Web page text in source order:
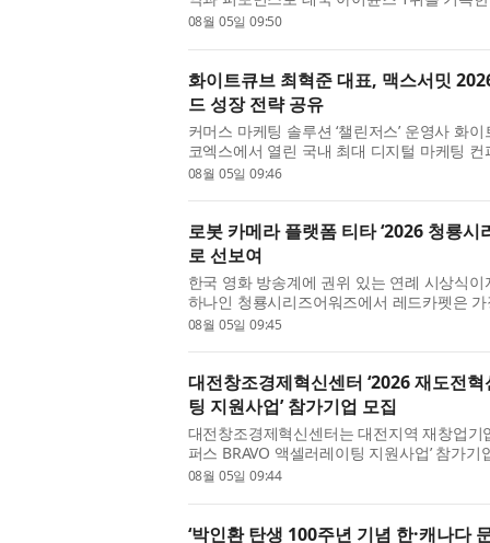
새 싱글 앨범 ‘SWEAT’이 가진 뜨거운 여름의
08월 05일 09:50
화이트큐브 최혁준 대표, 맥스서밋
드 성장 전략 공유
커머스 마케팅 솔루션 ‘챌린저스’ 운영사 화
코엑스에서 열린 국내 최대 디지털 마케팅
2026’에서 연사로 나서, 커머스 환경에서 브
08월 05일 09:46
로봇 카메라 플랫폼 티타 ‘2026 청룡시
로 선보여
한국 영화 방송계에 권위 있는 연례 시상식
하나인 청룡시리즈어워즈에서 레드카펫은
서 열린 2026년 청룡시리즈어워즈 행사에서
08월 05일 09:45
대전창조경제혁신센터 ‘2026 재도전
팅 지원사업’ 참가기업 모집
대전창조경제혁신센터는 대전지역 재창업기
퍼스 BRAVO 액셀러레이팅 지원사업’ 참가
밝혔다. 이번 사업은 대전지역 재창업기업을
08월 05일 09:44
‘박인환 탄생 100주년 기념 한·캐나다